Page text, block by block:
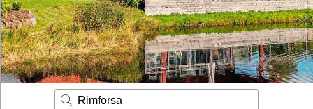
Kontakt
Husägare
Se hur mycket du kan tjäna
Rimforsa